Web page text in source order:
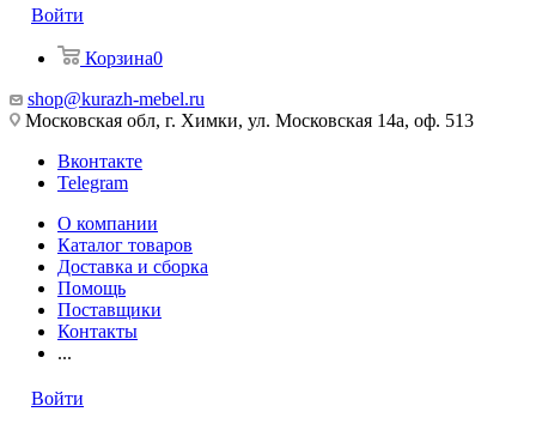
Войти
Корзина0
shop@kurazh-mebel.ru
Московская обл, г. Химки, ул. Московская 14а, оф. 513
Вконтакте
Telegram
О компании
Каталог товаров
Доставка и сборка
Помощь
Поставщики
Контакты
...
Войти